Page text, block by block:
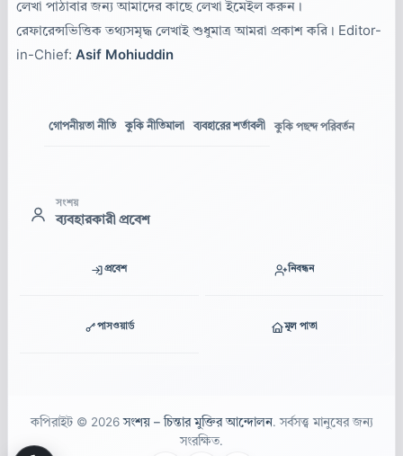
লেখা পাঠাবার জন্য আমাদের কাছে লেখা ইমেইল করুন।
রেফারেন্সভিত্তিক তথ্যসমৃদ্ধ লেখাই শুধুমাত্র আমরা প্রকাশ করি। Editor-
in-Chief: Asif Mohiuddin
গোপনীয়তা নীতি কুকি নীতিমালা ব্যবহারের শর্তাবলী কুকি পছন্দ পরিবর্তন
সংশয়
ব্যবহারকারী প্রবেশ
প্রবেশ নিবন্ধন
পাসওয়ার্ড মূল পাতা
কপিরাইট © 2026সংশয় – চিন্তার মুক্তির আন্দোলন. সর্বসত্ত্ব মানুষের জন্য
সংরক্ষিত.